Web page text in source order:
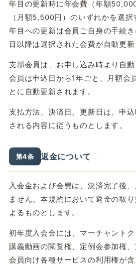
年目の更新時に年会費（年額
（月額5,500円）のいずれかを選
年目への更新は会員ご自身の手続
目以降は選択された会費が自動更新
支部会員は、お申し込み時より自
会員は申込日から1年ごと、月額会
とに自動更新されます。
支払方法、決済日、更新日は、申
される内容に従うものとします。
第4条 返金について
入会金および会費は、決済完了後
ません。本規約において返金の取
よるものとします。
初年度入会金には、マーチャント
講義動画の閲覧権、定例会参加権、
会員向け各種サービスの利用権が含